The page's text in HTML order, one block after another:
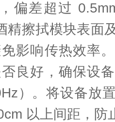
偏差超过
精擦拭模块表面
影响传热效率
良好，确保设
）。将设备放
以上间距，防